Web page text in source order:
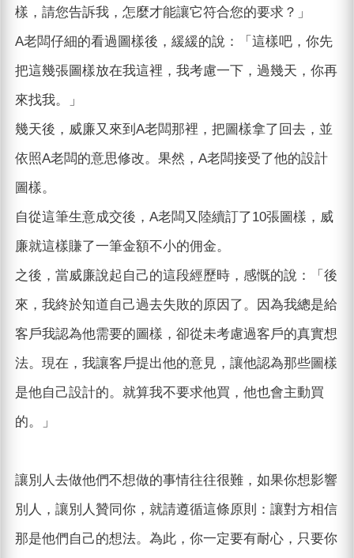
樣，請您告訴我，怎麼才能讓它符合您的要求？」
A老闆仔細的看過圖樣後，緩緩的說：「這樣吧，你先
把這幾張圖樣放在我這裡，我考慮一下，過幾天，你再
來找我。」
幾天後，威廉又來到A老闆那裡，把圖樣拿了回去，並
依照A老闆的意思修改。果然，A老闆接受了他的設計
圖樣。
自從這筆生意成交後，A老闆又陸續訂了10張圖樣，威
廉就這樣賺了一筆金額不小的佣金。
之後，當威廉說起自己的這段經歷時，感慨的說：「後
來，我終於知道自己過去失敗的原因了。因為我總是給
客戶我認為他需要的圖樣，卻從未考慮過客戶的真實想
法。現在，我讓客戶提出他的意見，讓他認為那些圖樣
是他自己設計的。就算我不要求他買，他也會主動買
的。」
讓別人去做他們不想做的事情往往很難，如果你想影響
別人，讓別人贊同你，就請遵循這條原則：讓對方相信
那是他們自己的想法。為此，你一定要有耐心，只要你